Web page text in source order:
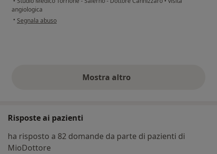
angiologica
• secondo l'opinione dell'utente Elvira
Segnala abuso
Mostra altroopinioni di cui sopra
Risposte ai pazienti
ha risposto a 82 domande da parte di pazienti di
MioDottore